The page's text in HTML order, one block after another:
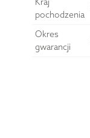
pochodzenia
Okres
gwarancji